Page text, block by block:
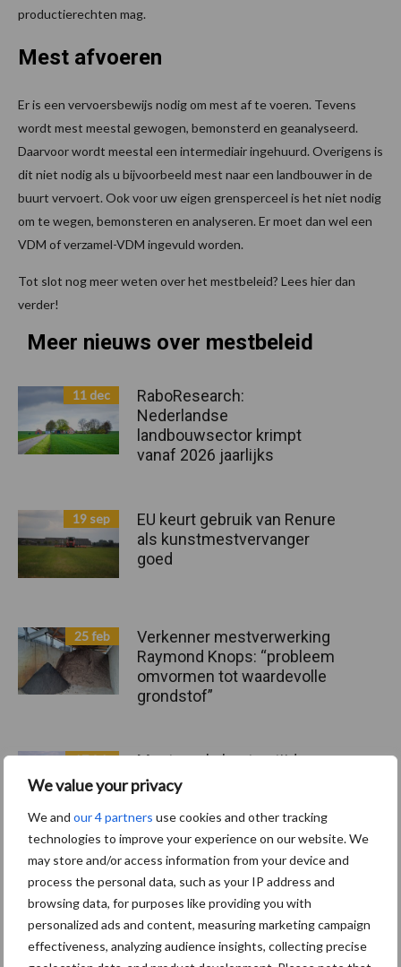
We value your privacy
We and our 4 partners use cookies and other tracking
technologies to improve your experience on our website. We
may store and/or access information from your device and
process the personal data, such as your IP address and
browsing data, for purposes like providing you with
personalized ads and content, measuring marketing campaign
effectiveness, analyzing audience insights, collecting precise
productierechten mag.
Mest afvoeren
Er is een vervoersbewijs nodig om mest af te voeren. Tevens
wordt mest meestal gewogen, bemonsterd en geanalyseerd.
Daarvoor wordt meestal een intermediair ingehuurd. Overigens is
dit niet nodig als u bijvoorbeeld mest naar een landbouwer in de
buurt vervoert. Ook voor uw eigen grensperceel is het niet nodig
om te wegen, bemonsteren en analyseren. Er moet dan wel een
VDM of verzamel-VDM ingevuld worden.
Tot slot nog meer weten over het mestbeleid? Lees hier dan
verder!
Meer nieuws over mestbeleid
11 dec
RaboResearch:
Nederlandse
landbouwsector krimpt
vanaf 2026 jaarlijks
19 sep
EU keurt gebruik van Renure
als kunstmestvervanger
goed
25 feb
Verkenner mestverwerking
Raymond Knops: “probleem
omvormen tot waardevolle
grondstof”
17 feb
Mestregels kosten tijd en
geld en gaan ten koste van
arbeidsvreugde
Toon meer